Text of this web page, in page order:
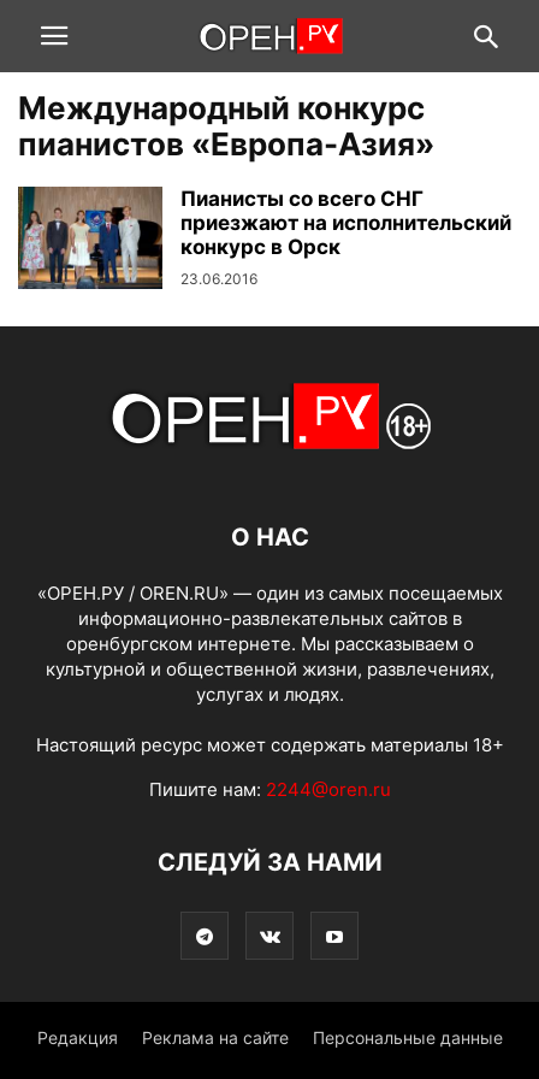
Международный конкурс
пианистов «Европа-Азия»
Пианисты со всего СНГ
приезжают на исполнительский
конкурс в Орск
23.06.2016
О НАС
«ОРЕН.РУ / OREN.RU» — один из самых посещаемых
информационно-развлекательных сайтов в
оренбургском интернете. Мы рассказываем о
культурной и общественной жизни, развлечениях,
услугах и людях.
Настоящий ресурс может содержать материалы 18+
Пишите нам: 2244@oren.ru
СЛЕДУЙ ЗА НАМИ
Редакция Реклама на сайте Персональные данные